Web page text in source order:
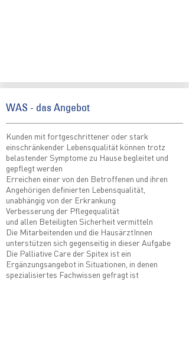
WAS - das Angebot
Kunden mit fortgeschrittener oder stark
einschränkender Lebensqualität können trotz
belastender Symptome zu Hause begleitet und
gepflegt werden
Erreichen einer von den Betroffenen und ihren
Angehörigen definierten Lebensqualität,
unabhängig von der Erkrankung
Verbesserung der Pflegequalität
und allen Beteiligten Sicherheit vermitteln
Die Mitarbeitenden und die HausärztInnen
unterstützen sich gegenseitig in dieser Aufgabe
Die Palliative Care der Spitex ist ein
Ergänzungsangebot in Situationen, in denen
spezialisiertes Fachwissen gefragt ist